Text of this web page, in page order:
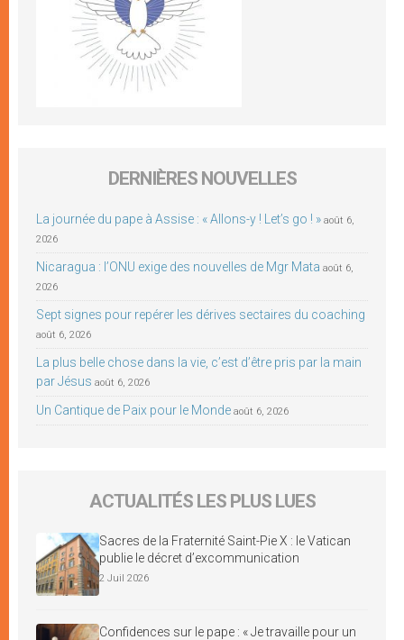
DERNIÈRES NOUVELLES
La journée du pape à Assise : « Allons-y ! Let’s go ! » août 6,
2026
Nicaragua : l’ONU exige des nouvelles de Mgr Mata août 6,
2026
Sept signes pour repérer les dérives sectaires du coaching
août 6, 2026
La plus belle chose dans la vie, c’est d’être pris par la main
par Jésus août 6, 2026
Un Cantique de Paix pour le Monde août 6, 2026
ACTUALITÉS LES PLUS LUES
Sacres de la Fraternité Saint-Pie X : le Vatican
publie le décret d’excommunication
2 Juil 2026
Confidences sur le pape : « Je travaille pour un